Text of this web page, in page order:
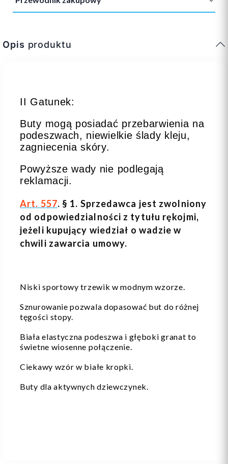
Opis produktu
II Gatunek:
Buty mogą posiadać przebarwienia na
podeszwach, niewielkie ślady kleju,
zagniecenia skóry.
Powyższe wady nie podlegają
reklamacji.
Art. 557. § 1. Sprzedawca jest zwolniony
od odpowiedzialności z tytułu rękojmi,
jeżeli kupujący wiedział o wadzie w
chwili zawarcia umowy.
Niski sportowy trzewik w modnym wzorze.
Sznurowanie pozwala dopasować but do różnej
tęgości stopy.
Biała elastyczna podeszwa i głęboki granat to
świetne wiosenne połączenie.
Ciekawy wzór w białe kropki.
Buty dla aktywnych dziewczynek.